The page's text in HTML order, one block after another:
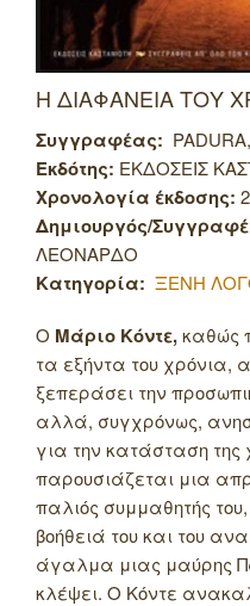
Η ΔΙΑΦΑΝΕΙΑ ΤΟΥ
Συγγραφέας:
Εκδότης: ΕΚΔΟΣΕΙΣ
Χρονολογία έκδοσης:
Δημιουργός/
ΛΕΟΝΑΡΔΟ
Κατηγορία: ΞΕΝΗ
Ο Μάριο Κόντε,καθώς
τα εξήντα του χρόνια,
ξεπεράσει την
αλλά, συγχρόνως,
για την κατάσταση της
παρουσιάζεται μια
παλιός συμμαθητής
βοήθειά του και του
άγαλμα μιας μαύρης
κλέψει. Ο Κόντε